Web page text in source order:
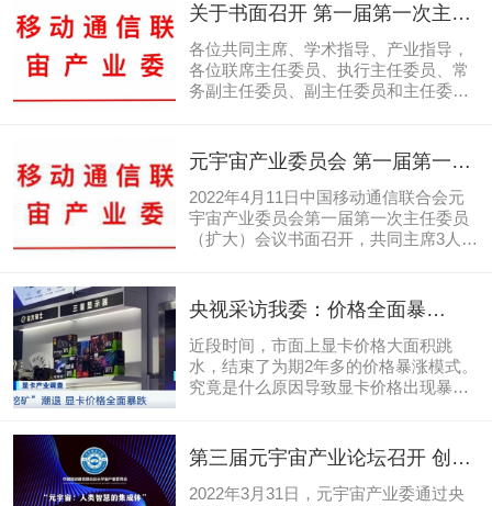
关于书面召开 第一届第一次主任
委员（扩大）会议的报告及会议
现场表决情况
各位共同主席、学术指导、产业指导，
各位联席主任委员、执行主任委员、常
务副主任委员、副主任委员和主任委员
元宇宙产业委员会 第一届第一次
主任委员会议公报
2022年4月11日中国移动通信联合会元
宇宙产业委员会第一届第一次主任委员
（扩大）会议书面召开，共同主席3人、
任委员8家/人、副主任委员21家/人，主
任委员会议共计43家/人均以微信方式出
席会议，本次会议扩大至常务委员、委
员、观察员（预备委员）和秘书长团队
列席。
央视采访我委：价格全面暴
跌！“挖矿潮”退去，显卡泡沫破
了？
近段时间，市面上显卡价格大面积跳
水，结束了为期2年多的价格暴涨模式。
究竟是什么原因导致显卡价格出现暴
第三届元宇宙产业论坛召开 创新
应用全面启航
2022年3月31日，元宇宙产业委通过央